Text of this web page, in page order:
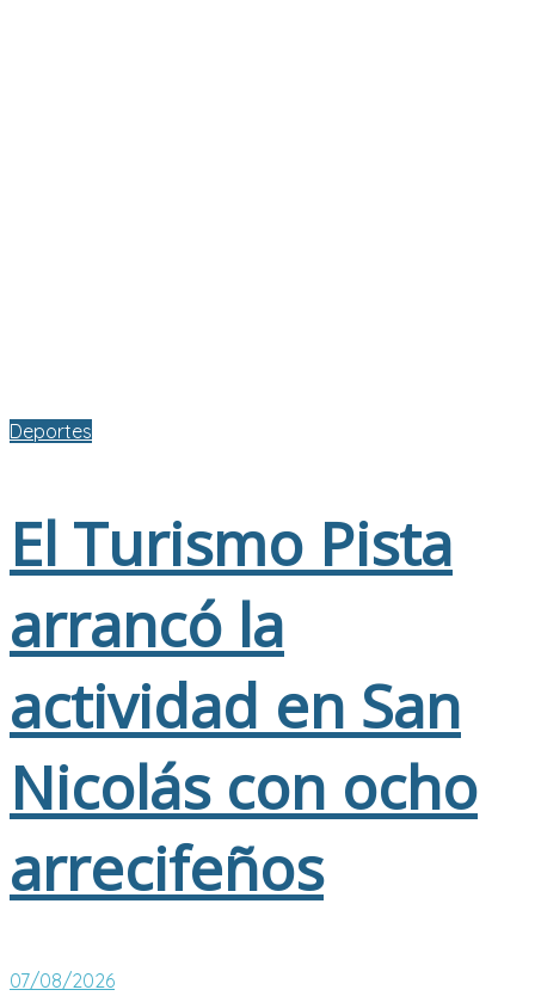
Deportes
El Turismo Pista
arrancó la
actividad en San
Nicolás con ocho
arrecifeños
07/08/2026